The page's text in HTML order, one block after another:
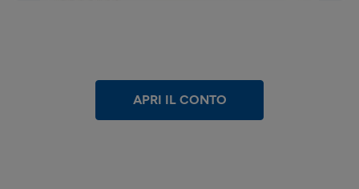
APRI IL CONTO